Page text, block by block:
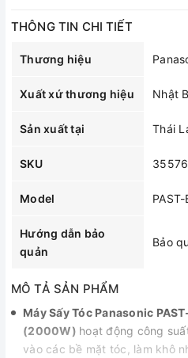
THÔNG TIN CHI TIẾT
Thương hiệu
Xuất xứ thương hiệu Nhật
Sản xuất tại Thái
SKU
Model
Hướng dẫn bảo
quản
Bảo
MÔ TẢ SẢN PHẨM
Máy Sấy Tóc Panasonic
(2000W) hoạt động công
vào các bề mặt tóc, làm khô